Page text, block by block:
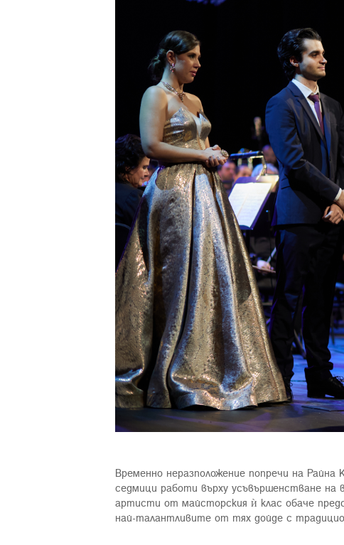
Временно неразположение попречи на
седмици работи върху усъвършенстване
артисти от майсторския ѝ клас обаче
най-талантливите от тях дойде с